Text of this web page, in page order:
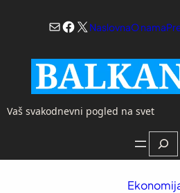
Mail
Facebook
X NaslovnaO nama
Vaš svakodnevni pogled na svet
Search